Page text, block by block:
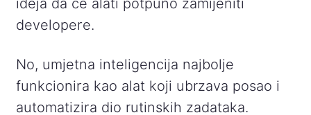
developere.
No, umjetna inteligencija najbolje
funkcionira kao alat koji ubrzava posao i
automatizira dio rutinskih zadataka.